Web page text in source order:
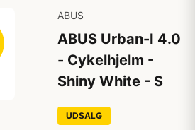
ABUS
ABUS Urban-I 4.0
- Cykelhjelm -
Shiny White - S
UDSALG